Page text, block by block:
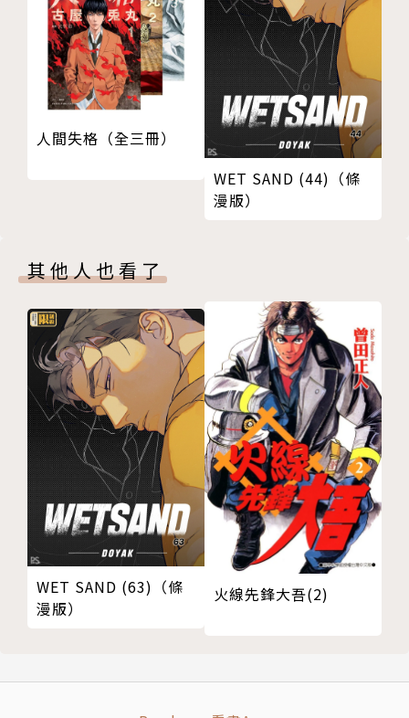
人間失格（全三冊）
WET SAND (44)（條
漫版）
其他人也看了
WET SAND (63)（條
漫版）
火線先鋒大吾(2)